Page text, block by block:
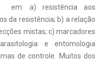
em: a) resistência aos
da resistência; b) a relação
mistas; c) marcadores
e entomologia
de controle. Muitos dos